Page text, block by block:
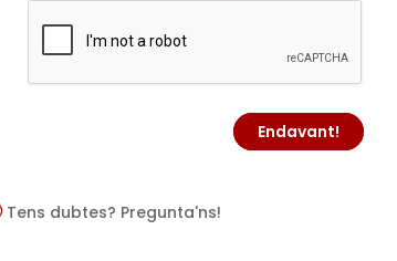
Endavant!
Tens dubtes? Pregunta'ns!